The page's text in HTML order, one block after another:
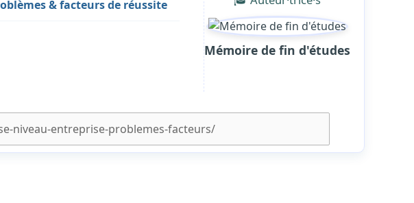
& facteurs de réussite
Mémoire de fin d'études